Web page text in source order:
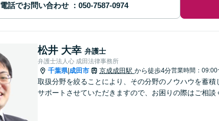
電話でお問い合わせ
松井 大幸 弁護士
弁護士法人心 成田法律事務所
千葉県| 成田市 京成成田駅 から徒歩4分営業時間：
取扱分野を絞ることにより、その分野のノウハウを蓄
サポートさせていただきますので、お困りの際はご相談